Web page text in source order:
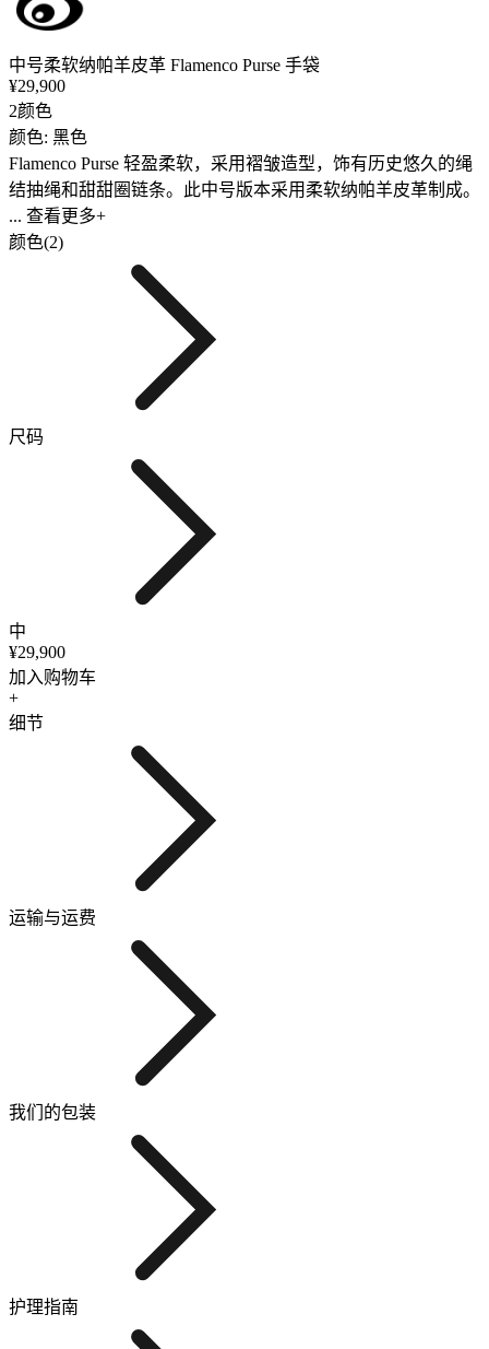
中号柔软纳帕羊皮革 Flamenco Purse 手袋
¥29,900
2颜色
颜色: 黑色
Flamenco Purse 轻盈柔软，采用褶皱造型，饰有历史悠久的绳
结抽绳和甜甜圈链条。此中号版本采用柔软纳帕羊皮革制成。
... 查看更多+
颜色(2)
尺码
中
¥29,900
加入购物车
+
细节
运输与运费
我们的包装
护理指南